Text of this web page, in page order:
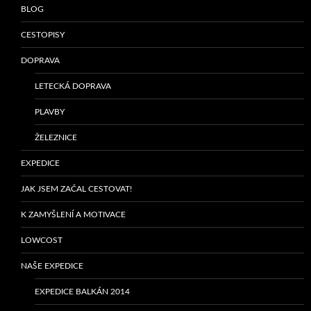
BLOG
CESTOPISY
DOPRAVA
LETECKÁ DOPRAVA
PLAVBY
ŽELEZNICE
EXPEDICE
JAK JSEM ZAČAL CESTOVAT!
K ZAMYŠLENÍ A MOTIVACE
LOWCOST
NAŠE EXPEDICE
EXPEDICE BALKÁN 2014